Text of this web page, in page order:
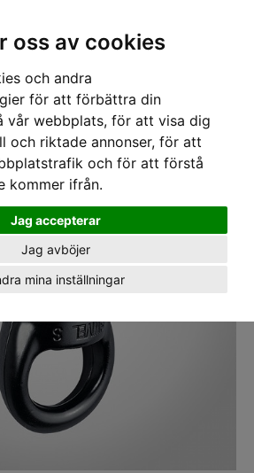
oss av cookies
och andra
för att förbättra din
vår webbplats, för att visa dig
och riktade annonser, för att
och för att förstå
kommer ifrån.
Jag accepterar
Jag avböjer
mina inställningar
Petzl Swivel Small